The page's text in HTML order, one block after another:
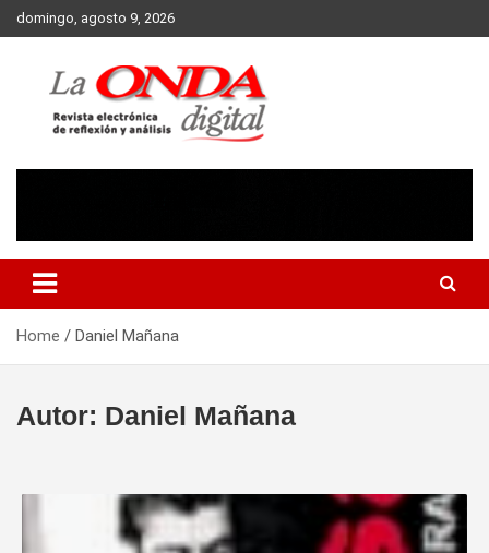
Skip
to
domingo, agosto 9, 2026
Home Daniel Mañana
Autor: Daniel Mañana